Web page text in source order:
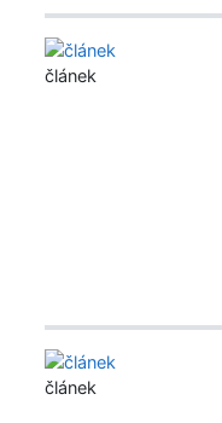
článek
článek